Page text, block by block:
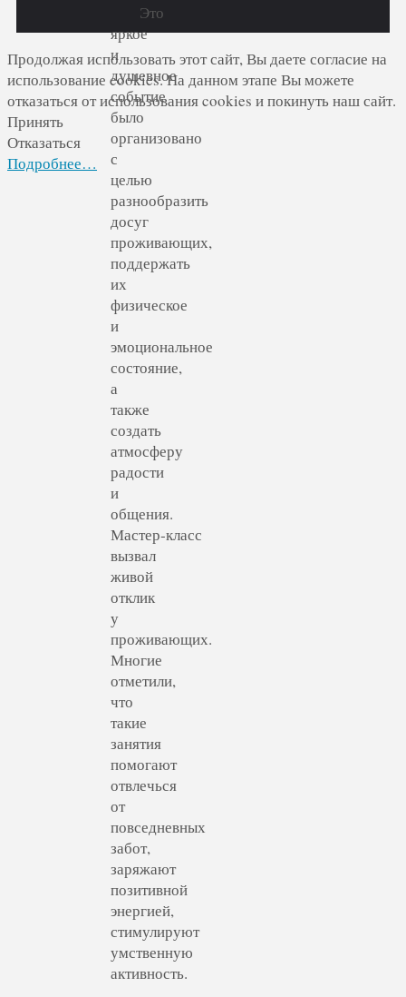
Это
яркое
и
душевное
событие
было
организовано
с
целью
разнообразить
досуг
проживающих,
поддержать
их
физическое
и
эмоциональное
состояние,
а
также
создать
атмосферу
радости
и
общения.
Мастер‑класс
вызвал
живой
отклик
у
проживающих.
Многие
отметили,
что
такие
занятия
помогают
отвлечься
от
повседневных
забот,
заряжают
позитивной
энергией,
стимулируют
умственную
активность.
Продолжая использовать этот сайт, Вы даете согласие на
использование cookies. На данном этапе Вы можете
отказаться от использования cookies и покинуть наш сайт.
Принять
Отказаться
Подробнее…